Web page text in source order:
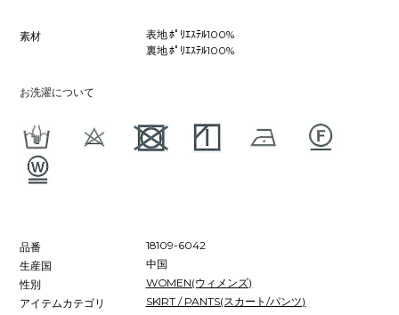
素材
表地 ﾎﾟﾘｴｽﾃﾙ100%
裏地 ﾎﾟﾘｴｽﾃﾙ100%
お洗濯について
品番
18109-6042
生産国
中国
性別
WOMEN(ウィメンズ)
アイテムカテゴリ
SKIRT / PANTS(スカート/パンツ)